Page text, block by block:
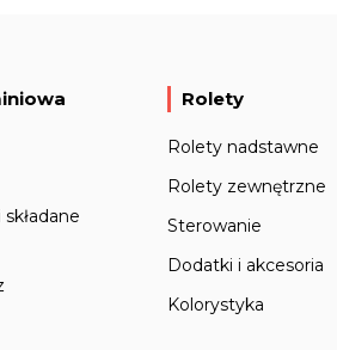
Rolety
Rolety nadstawne
Rolety zewnętrzne
Sterowanie
Dodatki i akcesoria
Kolorystyka